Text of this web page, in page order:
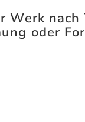
Werk nach
oder